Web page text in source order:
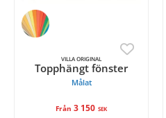
VILLA ORIGINAL
Topphängt fönster
Målat
Från 3 150 SEK